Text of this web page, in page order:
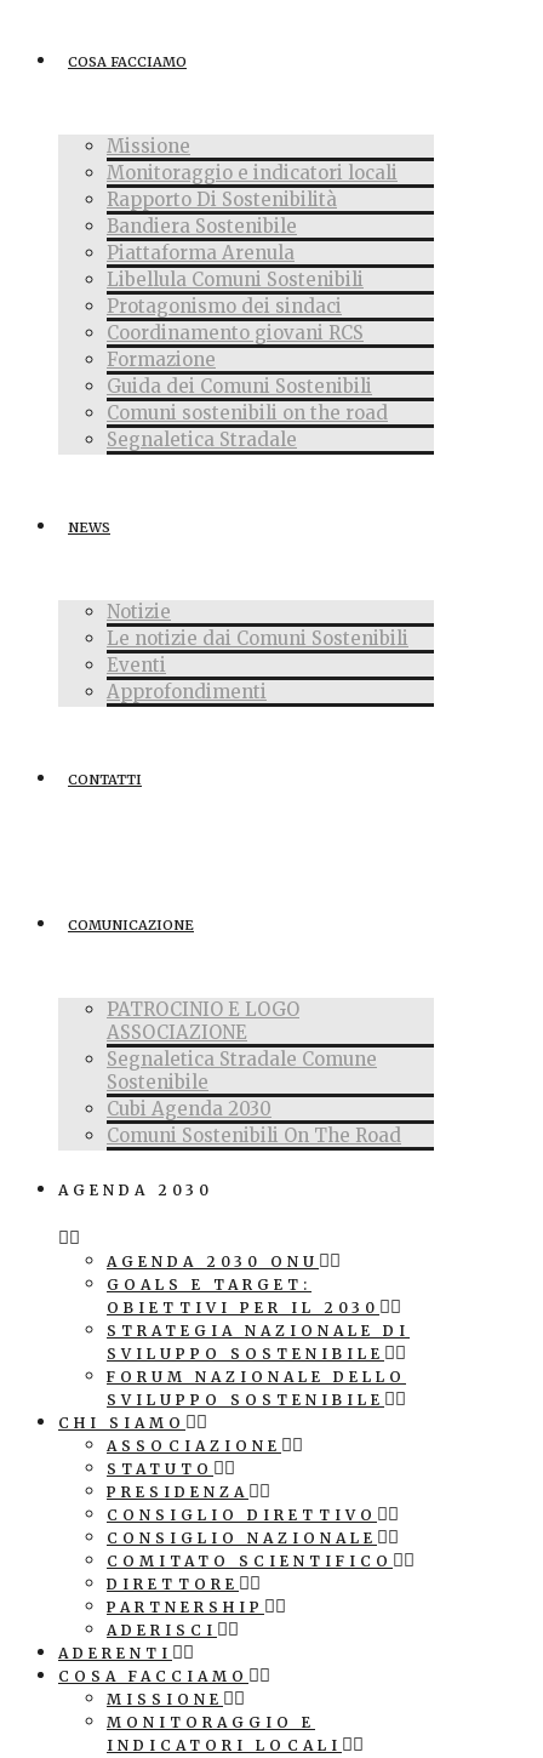
COSA FACCIAMO
Missione
Monitoraggio e indicatori locali
Rapporto Di Sostenibilità
Bandiera Sostenibile
Piattaforma Arenula
Libellula Comuni Sostenibili
Protagonismo dei sindaci
Coordinamento giovani RCS
Formazione
Guida dei Comuni Sostenibili
Comuni sostenibili on the road
Segnaletica Stradale
NEWS
Notizie
Le notizie dai Comuni Sostenibili
Eventi
Approfondimenti
CONTATTI
COMUNICAZIONE
PATROCINIO E LOGO
ASSOCIAZIONE
Segnaletica Stradale Comune
Sostenibile
Cubi Agenda 2030
Comuni Sostenibili On The Road
AGENDA 2030
AGENDA 2030 ONU
GOALS E TARGET:
OBIETTIVI PER IL 2030
STRATEGIA NAZIONALE DI
SVILUPPO SOSTENIBILE
FORUM NAZIONALE DELLO
SVILUPPO SOSTENIBILE
CHI SIAMO
ASSOCIAZIONE
STATUTO
PRESIDENZA
CONSIGLIO DIRETTIVO
CONSIGLIO NAZIONALE
COMITATO SCIENTIFICO
DIRETTORE
PARTNERSHIP
ADERISCI
ADERENTI
COSA FACCIAMO
MISSIONE
MONITORAGGIO E
INDICATORI LOCALI